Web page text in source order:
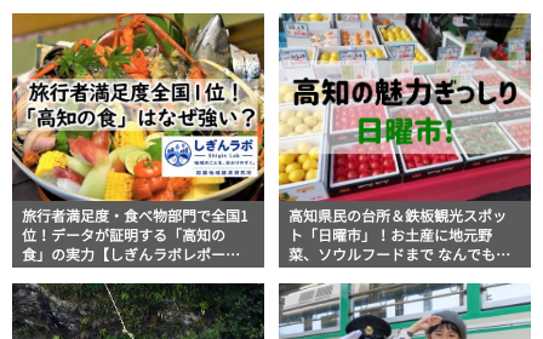
旅行者満足度・食べ物部門で全国1
位！データが証明する「高知の
食」の実力【しぎんラボレポー
高知県民の台所＆鉄板観光スポッ
ト「日曜市」！お土産に地元野
菜、ソウルフードまで なんでもそ
説！